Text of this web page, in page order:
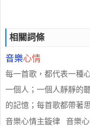
相關詞條
音樂心情
每一首歌，都代表一種
一個人；一個人靜靜的
的記憶；每首歌都帶著
音樂心情主鏇律 音樂